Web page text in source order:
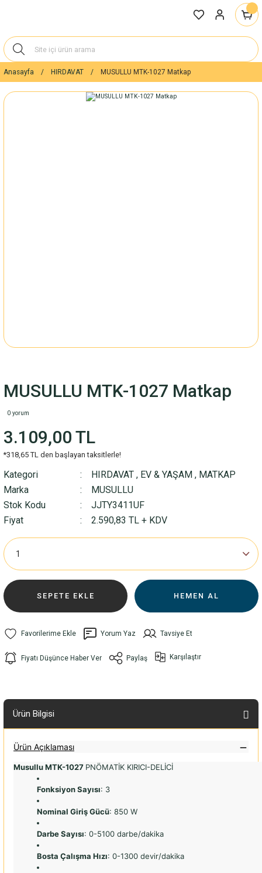
Anasayfa HIRDAVAT MUSULLU MTK-1027 Matkap
MUSULLU MTK-1027 Matkap
0 yorum
3.109,00 TL
*318,65 TL den başlayan taksitlerle!
Kategori HIRDAVAT , EV & YAŞAM , MATKAP
Marka
MUSULLU
Stok Kodu
JJTY3411UF
Fiyat
2.590,83 TL + KDV
SEPETE EKLE HEMEN AL
Yorum Yaz Tavsiye Et
Fiyatı Düşünce Haber Ver Paylaş Karşılaştır
Ürün Bilgisi
Ürün Açıklaması
Musullu MTK-1027 PNÖMATİK KIRICI-DELİCİ
Fonksiyon Sayısı: 3
Nominal Giriş Gücü: 850 W
Darbe Sayısı: 0-5100 darbe/dakika
Bosta Çalışma Hızı: 0-1300 devir/dakika